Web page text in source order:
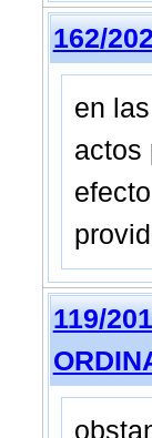
162/
en
actos
119/